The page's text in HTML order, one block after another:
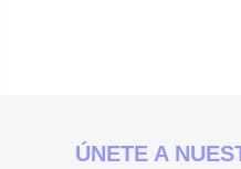
ÚNETE A